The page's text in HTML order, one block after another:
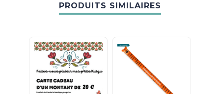
PRODUITS SIMILAIRES